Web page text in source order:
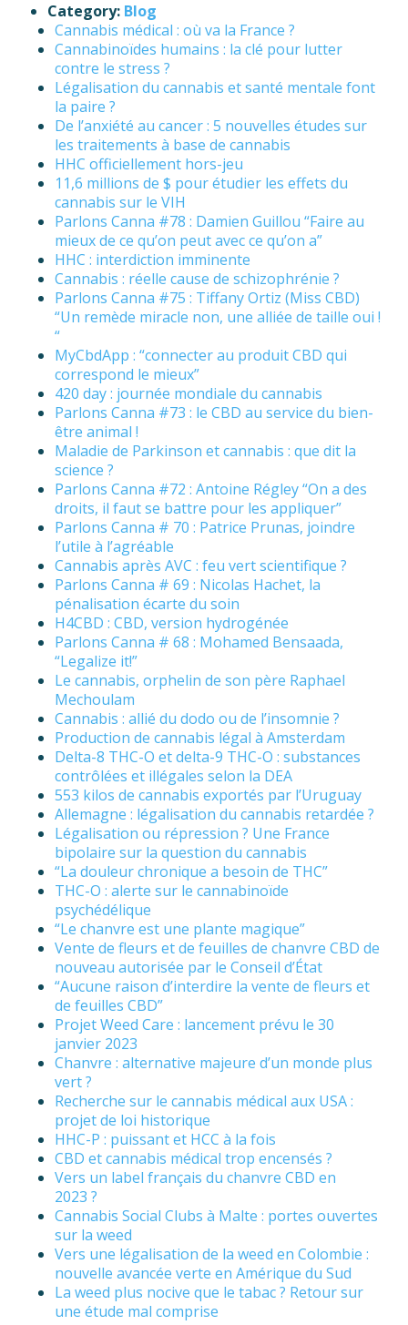
Category: Blog
Cannabis médical : où va la France ?
Cannabinoïdes humains : la clé pour lutter
contre le stress ?
Légalisation du cannabis et santé mentale font
la paire ?
De l’anxiété au cancer : 5 nouvelles études sur
les traitements à base de cannabis
HHC officiellement hors-jeu
11,6 millions de $ pour étudier les effets du
cannabis sur le VIH
Parlons Canna #78 : Damien Guillou “Faire au
mieux de ce qu’on peut avec ce qu’on a”
HHC : interdiction imminente
Cannabis : réelle cause de schizophrénie ?
Parlons Canna #75 : Tiffany Ortiz (Miss CBD)
“Un remède miracle non, une alliée de taille oui !
“
MyCbdApp : “connecter au produit CBD qui
correspond le mieux”
420 day : journée mondiale du cannabis
Parlons Canna #73 : le CBD au service du bien-
être animal !
Maladie de Parkinson et cannabis : que dit la
science ?
Parlons Canna #72 : Antoine Régley “On a des
droits, il faut se battre pour les appliquer”
Parlons Canna # 70 : Patrice Prunas, joindre
l’utile à l’agréable
Cannabis après AVC : feu vert scientifique ?
Parlons Canna # 69 : Nicolas Hachet, la
pénalisation écarte du soin
H4CBD : CBD, version hydrogénée
Parlons Canna # 68 : Mohamed Bensaada,
“Legalize it!”
Le cannabis, orphelin de son père Raphael
Mechoulam
Cannabis : allié du dodo ou de l’insomnie ?
Production de cannabis légal à Amsterdam
Delta-8 THC-O et delta-9 THC-O : substances
contrôlées et illégales selon la DEA
553 kilos de cannabis exportés par l’Uruguay
Allemagne : légalisation du cannabis retardée ?
Légalisation ou répression ? Une France
bipolaire sur la question du cannabis
“La douleur chronique a besoin de THC”
THC-O : alerte sur le cannabinoïde
psychédélique
“Le chanvre est une plante magique”
Vente de fleurs et de feuilles de chanvre CBD de
nouveau autorisée par le Conseil d’État
“Aucune raison d’interdire la vente de fleurs et
de feuilles CBD”
Projet Weed Care : lancement prévu le 30
janvier 2023
Chanvre : alternative majeure d’un monde plus
vert ?
Recherche sur le cannabis médical aux USA :
projet de loi historique
HHC-P : puissant et HCC à la fois
CBD et cannabis médical trop encensés ?
Vers un label français du chanvre CBD en
2023 ?
Cannabis Social Clubs à Malte : portes ouvertes
sur la weed
Vers une légalisation de la weed en Colombie :
nouvelle avancée verte en Amérique du Sud
La weed plus nocive que le tabac ? Retour sur
une étude mal comprise